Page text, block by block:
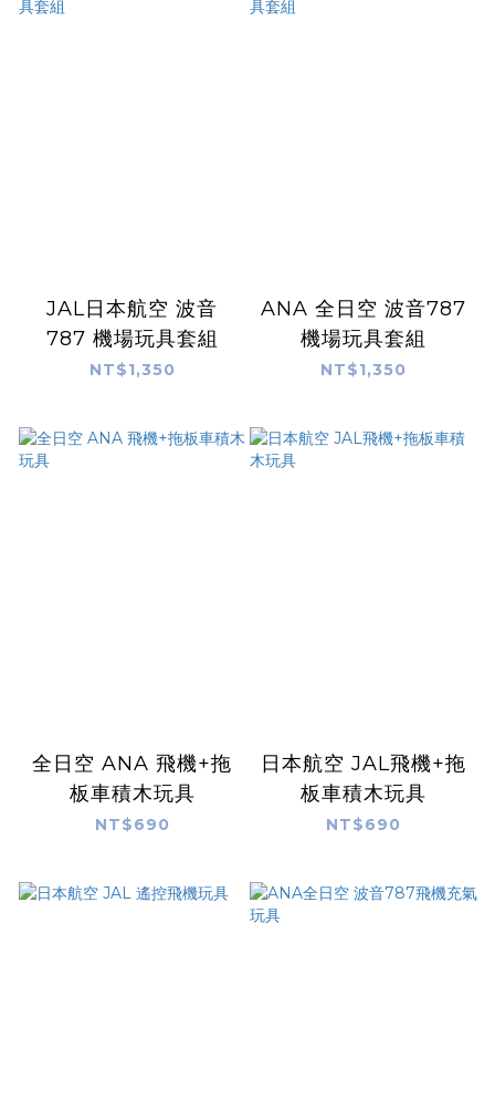
JAL日本航空 波音
787 機場玩具套組
NT$1,350
ANA 全日空 波音787
機場玩具套組
NT$1,350
全日空 ANA 飛機+拖
板車積木玩具
NT$690
日本航空 JAL飛機+拖
板車積木玩具
NT$690